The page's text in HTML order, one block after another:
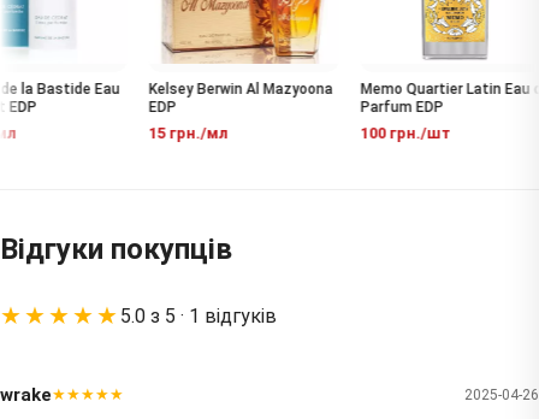
la Bastide Eau
Kelsey Berwin Al Mazyoona
EDP
15 грн./мл
Memo Quartier Latin Eau de
Parfum EDP
100 грн./шт
Відгуки покупців
★★★★★ 5.0 з 5 · 1 відгуків
wrake★★★★★ 2025-04-26